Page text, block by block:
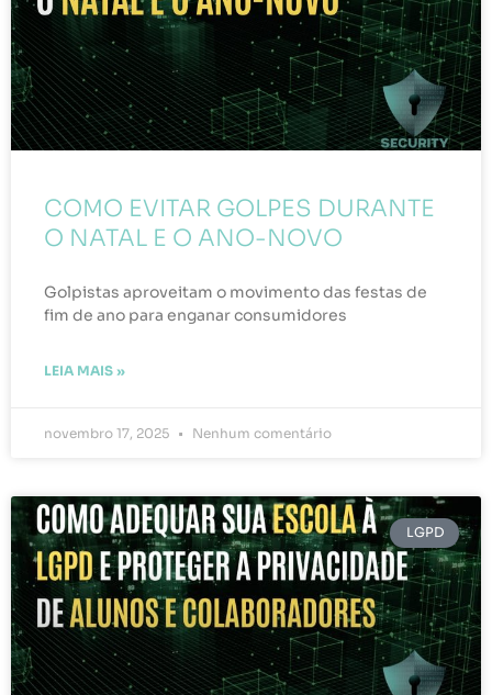
COMO EVITAR GOLPES DURANTE
O NATAL E O ANO-NOVO
Golpistas aproveitam o movimento das festas de
fim de ano para enganar consumidores
LEIA MAIS »
novembro 17, 2025 Nenhum comentário
LGPD